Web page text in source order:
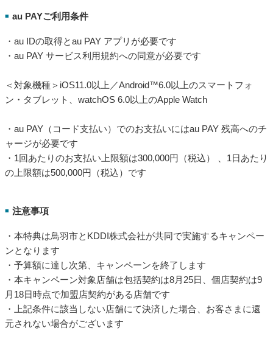
■ au PAYご利用条件
・au IDの取得とau PAY アプリが必要です
・au PAY サービス利用規約への同意が必要です
＜対象機種＞iOS11.0以上／Android™6.0以上のスマートフォ
ン・タブレット、watchOS 6.0以上のApple Watch
・au PAY（コード支払い）でのお支払いにはau PAY 残高へのチ
ャージが必要です
・1回あたりのお支払い上限額は300,000円（税込） 、1日あたり
の上限額は500,000円（税込）です
■ 注意事項
・本特典は鳥羽市とKDDI株式会社が共同で実施するキャンペー
ンとなります
・予算額に達し次第、キャンペーンを終了します
・本キャンペーン対象店舗は包括契約は8月25日、個店契約は9
月18日時点で加盟店契約がある店舗です
・上記条件に該当しない店舗にて決済した場合、お客さまに還
元されない場合がございます